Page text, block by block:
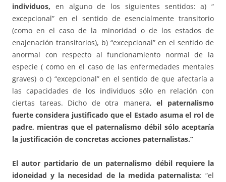
individuos, en alguno de los siguientes sentidos: a) “
excepcional” en el sentido de esencialmente transitorio
(como en el caso de la minoridad o de los estados de
enajenación transitorios), b) “excepcional” en el sentido de
anormal con respecto al funcionamiento normal de la
especie ( como en el caso de las enfermedades mentales
graves) o c) “excepcional” en el sentido de que afectaría a
las capacidades de los individuos sólo en relación con
ciertas tareas. Dicho de otra manera,el paternalismo
fuerte considera justificado que el Estado asuma el rol de
padre, mientras que el paternalismo débil sólo aceptaría
la justificación de concretas acciones paternalistas.”
El autor partidario de un paternalismo débil requiere la
idoneidad y la necesidad de la medida paternalista: “el